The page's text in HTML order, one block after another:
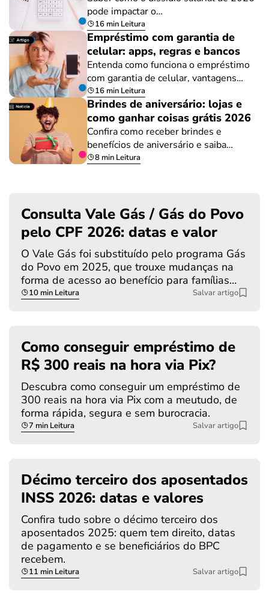
pode impactar o…
16 min Leitura
Empréstimo com garantia de
celular: apps, regras e bancos
Entenda como funciona o empréstimo
com garantia de celular, vantagens…
16 min Leitura
Brindes de aniversário: lojas e
como ganhar coisas grátis 2026
Confira como receber brindes e
benefícios de aniversário e saiba…
8 min Leitura
Consulta Vale Gás / Gás do Povo
pelo CPF 2026: datas e valor
O Vale Gás foi substituído pelo programa Gás
do Povo em 2025, que trouxe mudanças na
forma de acesso ao benefício para famílias…
10 min Leitura Salvar artigo
Como conseguir empréstimo de
R$ 300 reais na hora via Pix?
Descubra como conseguir um empréstimo de
300 reais na hora via Pix com a meutudo, de
forma rápida, segura e sem burocracia.
7 min Leitura Salvar artigo
Décimo terceiro dos aposentados
INSS 2026: datas e valores
Confira tudo sobre o décimo terceiro dos
aposentados 2025: quem tem direito, datas
de pagamento e se beneficiários do BPC
recebem.
11 min Leitura Salvar artigo